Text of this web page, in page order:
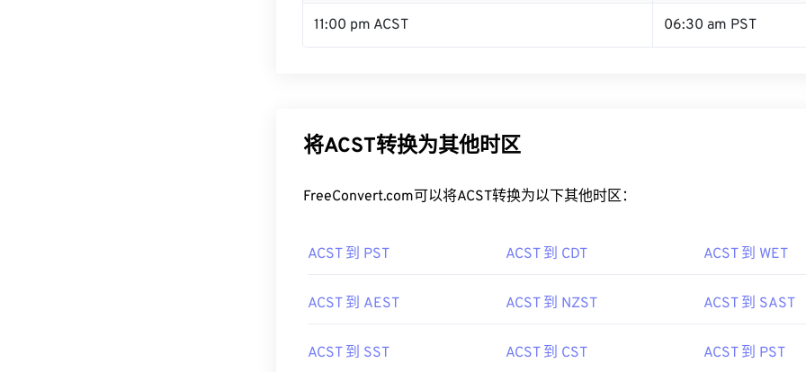
11:00 pm ACST 06:30 am PST
将ACST转换为其他时区
FreeConvert.com可以将ACST转换为以下其他时区：
ACST 到 PST ACST 到 CDT ACST 到 WET
ACST 到 AEST ACST 到 NZST ACST 到 SAST
ACST 到 SST ACST 到 CST ACST 到 PST